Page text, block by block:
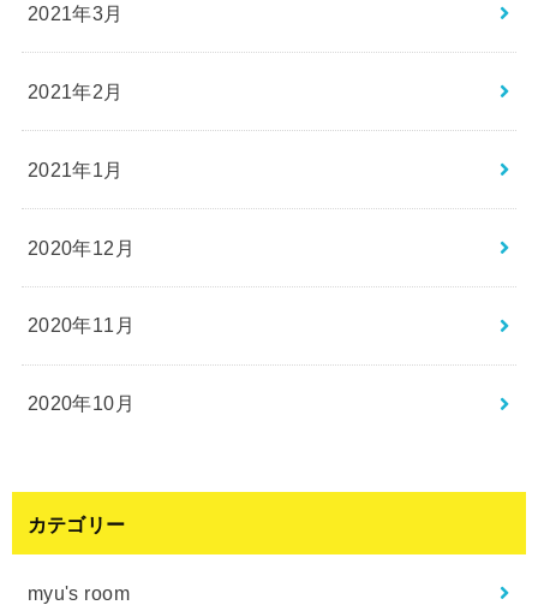
2021年3月
2021年2月
2021年1月
2020年12月
2020年11月
2020年10月
カテゴリー
myu's room